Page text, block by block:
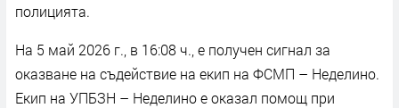
полицията.
На 5 май 2026 г., в 16:08 ч., е получен сигнал за
оказване на съдействие на екип на ФСМП – Неделино.
Екип на УПБЗН – Неделино е оказал помощ при